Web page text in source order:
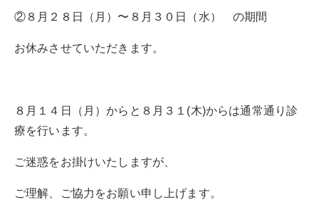
②８月２８日（月）〜８月３０日（水） の期間
お休みさせていただきます。
８月１４日（月）からと８月３１(木)からは通常通り診
療を行います。
ご迷惑をお掛けいたしますが、
ご理解、ご協力をお願い申し上げます。